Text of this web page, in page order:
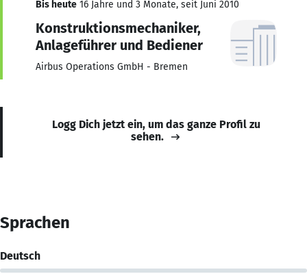
Bis heute 16 Jahre und 3 Monate, seit Juni 2010
Konstruktionsmechaniker,
Anlageführer und Bediener
Airbus Operations GmbH - Bremen
Logg Dich jetzt ein, um das ganze Profil zu
sehen.
Sprachen
Deutsch